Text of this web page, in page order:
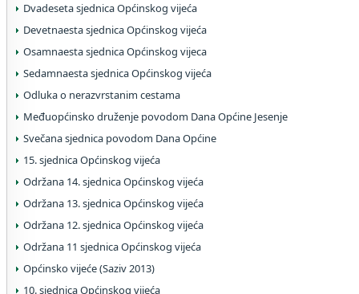
Dvadeseta sjednica Općinskog vijeća
Devetnaesta sjednica Općinskog vijeća
Osamnaesta sjednica Općinskog vijeca
Sedamnaesta sjednica Općinskog vijeća
Odluka o nerazvrstanim cestama
Međuopćinsko druženje povodom Dana Općine Jesenje
Svečana sjednica povodom Dana Općine
15. sjednica Općinskog vijeća
Održana 14. sjednica Općinskog vijeća
Održana 13. sjednica Općinskog vijeća
Održana 12. sjednica Općinskog vijeća
Održana 11 sjednica Općinskog vijeća
Općinsko vijeće (Saziv 2013)
10. sjednica Općinskog vijeća